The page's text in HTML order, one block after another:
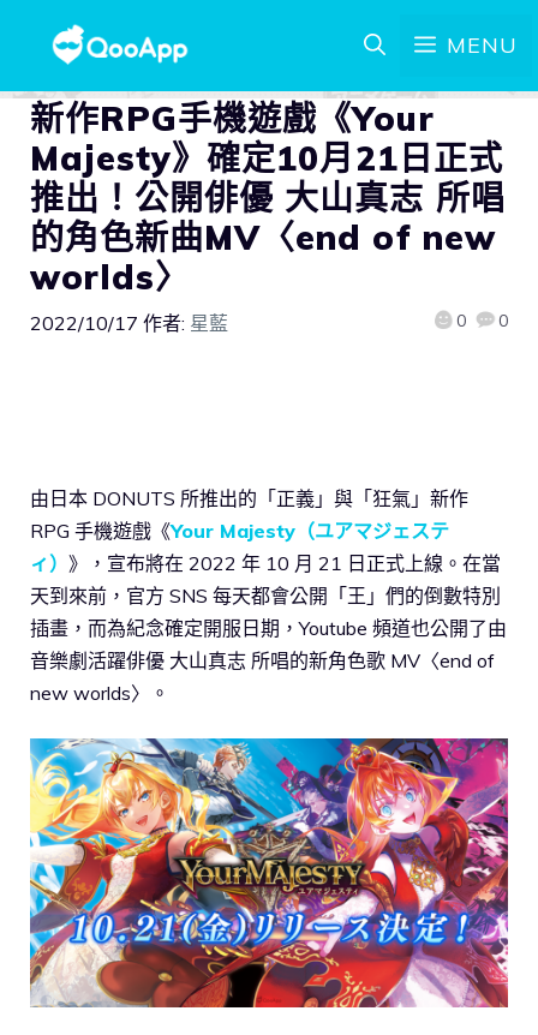
MENU
新作RPG手機遊戲《Your
Majesty》確定10月21日正式
推出！公開俳優 大山真志 所唱
的角色新曲MV〈end of new
worlds〉
2022/10/17 作者: 星藍 0 0
由日本 DONUTS 所推出的「正義」與「狂氣」新作
RPG 手機遊戲《Your Majesty（ユアマジェステ
ィ） 》，宣布將在 2022 年 10 月 21 日正式上線。在當
天到來前，官方 SNS 每天都會公開「王」們的倒數特別
插畫，而為紀念確定開服日期，Youtube 頻道也公開了由
音樂劇活躍俳優 大山真志 所唱的新角色歌 MV〈end of
new worlds〉。